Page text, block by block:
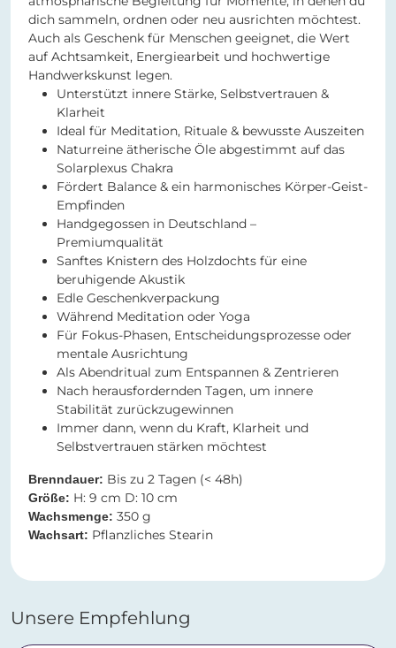
dich sammeln, ordnen oder neu ausrichten möchtest.
Auch als Geschenk für Menschen geeignet, die Wert
auf Achtsamkeit, Energiearbeit und hochwertige
Handwerkskunst legen.
Unterstützt innere Stärke, Selbstvertrauen &
Klarheit
Ideal für Meditation, Rituale & bewusste Auszeiten
Naturreine ätherische Öle abgestimmt auf das
Solarplexus Chakra
Fördert Balance & ein harmonisches Körper-Geist-
Empfinden
Handgegossen in Deutschland –
Premiumqualität
Sanftes Knistern des Holzdochts für eine
beruhigende Akustik
Edle Geschenkverpackung
Während Meditation oder Yoga
Für Fokus-Phasen, Entscheidungsprozesse oder
mentale Ausrichtung
Als Abendritual zum Entspannen & Zentrieren
Nach herausfordernden Tagen, um innere
Stabilität zurückzugewinnen
Immer dann, wenn du Kraft, Klarheit und
Selbstvertrauen stärken möchtest
Brenndauer: Bis zu 2 Tagen (< 48h)
Größe: H: 9 cm D: 10 cm
Wachsmenge: 350 g
Wachsart: Pflanzliches Stearin
Unsere Empfehlung